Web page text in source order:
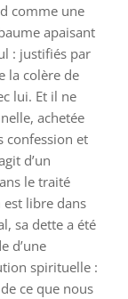
comme une
apaisant
: justifiés par
la colère de
lui. Et il ne
achetée
confession et
d’un
le traité
est libre dans
sa dette a été
d’une
spirituelle :
ce que nous